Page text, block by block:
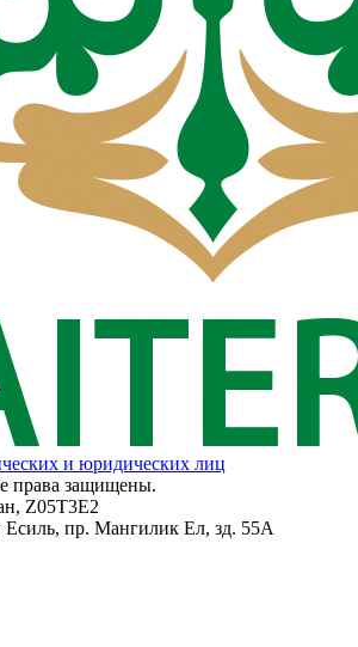
и юридических лиц
права защищены.
Z05T3E2
Есиль, пр. Мангилик Ел, зд. 55А